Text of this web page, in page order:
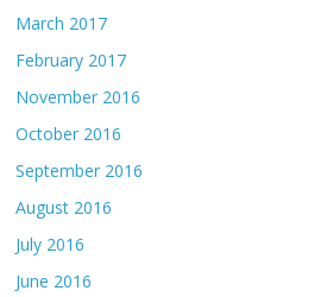
March 2017
February 2017
November 2016
October 2016
September 2016
August 2016
July 2016
June 2016